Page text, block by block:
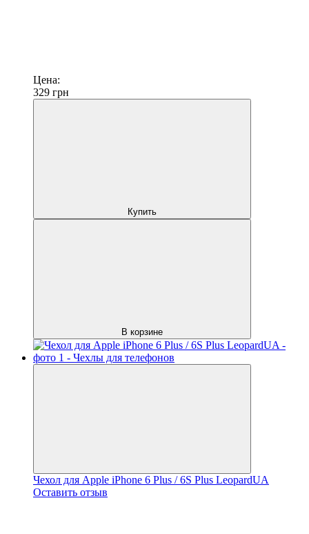
Цена:
329 грн
Купить
В корзине
Чехол для Apple iPhone 6 Plus / 6S Plus LeopardUA
Оставить отзыв